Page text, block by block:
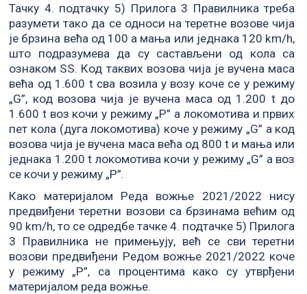
Тачку 4. подтачку 5) Прилога 3 Правилника треба
разумети тако да се односи на теретне возове чија
је брзина већа од 100 а мања или једнака 120 km/h,
што подразумева да су састављени од кола са
ознаком SS. Код таквих возова чија је вучена маса
већа од 1.600 t сва возила у возу коче се у режиму
„G”, код возова чија је вучена маса од 1.200 t до
1.600 t воз кочи у режиму „Р” а локомотива и првих
пет кола (дуга локомотива) коче у режиму „G” а код
возова чија је вучена маса већа од 800 t и мања или
једнака 1.200 t локомотива кочи у режиму „G” а воз
се кочи у режиму „Р”.
Како материјалом Реда вожње 2021/2022 нису
предвиђени теретни возови са брзинама већим од
90 km/h, то се одредбе тачке 4. подтачке 5) Прилога
3 Правилника не примењују, већ се сви теретни
возови предвиђени Редом вожње 2021/2022 коче
у режиму „Р”, са процентима како су утврђени
материјалом реда вожње.